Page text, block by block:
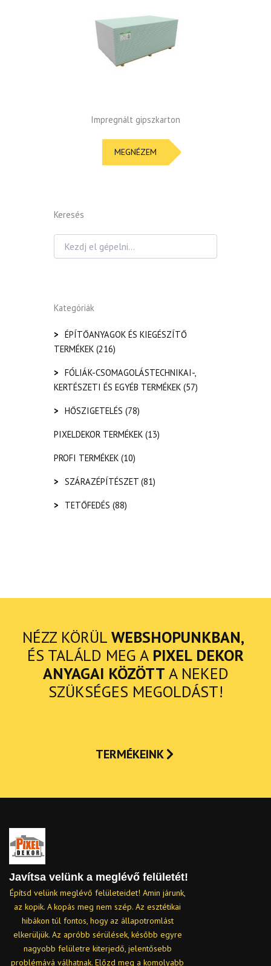
Impregnált gipszkarton
MEGNÉZEM
Keresés
Kategóriák
> ÉPÍTŐANYAGOK ÉS KIEGÉSZÍTŐ
TERMÉKEK (216)
> FÓLIÁK-CSOMAGOLÁSTECHNIKAI-,
KERTÉSZETI ÉS EGYÉB TERMÉKEK (57)
> HŐSZIGETELÉS (78)
PIXELDEKOR TERMÉKEK (13)
PROFI TERMÉKEK (10)
> SZÁRAZÉPÍTÉSZET (81)
> TETŐFEDÉS (88)
NÉZZ KÖRÜL WEBSHOPUNKBAN,
ÉS TALÁLD MEG A PIXEL DEKOR
ANYAGAI KÖZÖTT A NEKED
SZÜKSÉGES MEGOLDÁST!
TERMÉKEINK
Javítsa velünk a meglévő felületét!
Építsd velünk meglévő felületeidet! Amin járunk,
az kopik. A kopás meg nem szép. Az esztétikai
hibákon túl fontos, hogy az állapotromlást
elkerüljük. Az apróbb sérülések, később egyre
nagyobb felületre kiterjedő, jelentősebb
problémává válhatnak. Előzd meg a komolyabb